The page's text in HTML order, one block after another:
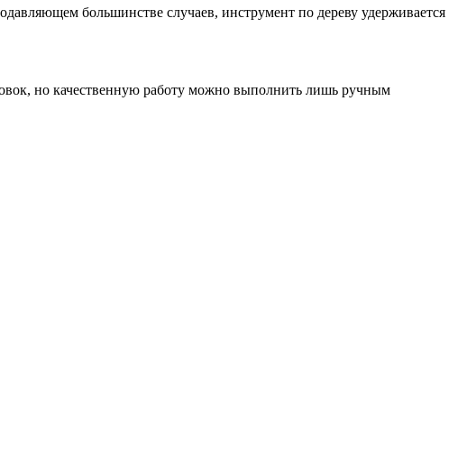
большинстве случаев, инструмент по дереву удерживается
но качественную работу можно выполнить лишь ручным